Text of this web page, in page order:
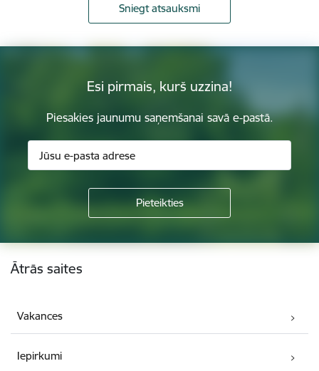
Sniegt atsauksmi
Esi pirmais, kurš uzzina!
Piesakies jaunumu saņemšanai savā e-pastā.
Kājene
Ātrās saites
Vakances
Iepirkumi